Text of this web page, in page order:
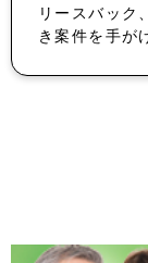
リースバック
き案件を手が